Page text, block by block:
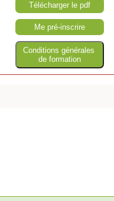
Télécharger le pdf
Me pré-inscrire
Conditions générales
de formation